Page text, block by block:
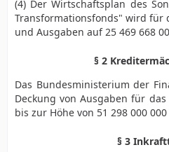
(4) Der Wirtschaftsplan des
Transformationsfonds" wird für
und Ausgaben auf 25 469 668
§ 2
Das Bundesministerium der
Deckung von Ausgaben für
bis zur Höhe von 51 298 000
§ 3